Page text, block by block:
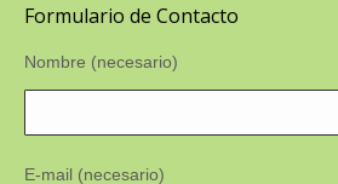
Formulario de Contacto
Nombre (necesario)
E-mail (necesario)